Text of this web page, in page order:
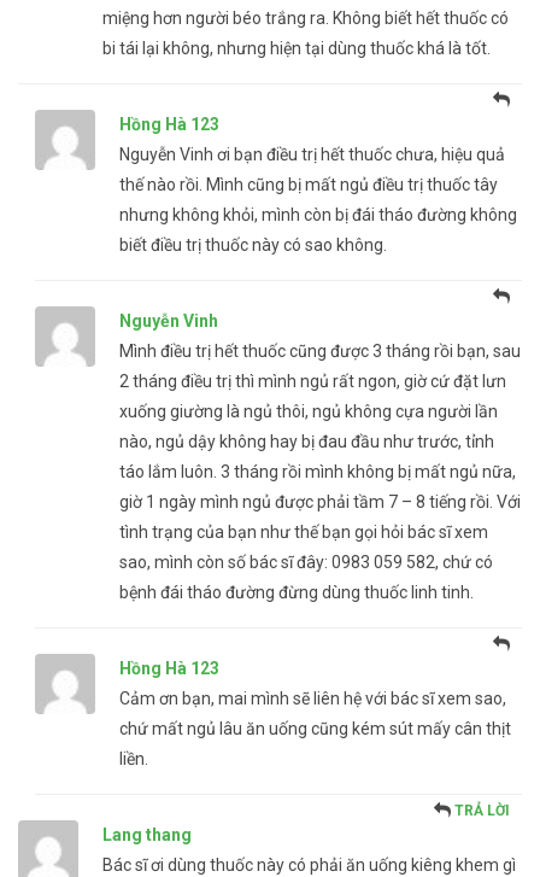
miệng hơn người béo trắng ra. Không biết hết thuốc có
bi tái lại không, nhưng hiện tại dùng thuốc khá là tốt.
Hồng Hà 123
Nguyễn Vinh ơi bạn điều trị hết thuốc chưa, hiệu quả
thế nào rồi. Mình cũng bị mất ngủ điều trị thuốc tây
nhưng không khỏi, mình còn bị đái tháo đường không
biết điều trị thuốc này có sao không.
Nguyễn Vinh
Mình điều trị hết thuốc cũng được 3 tháng rồi bạn, sau
2 tháng điều trị thì mình ngủ rất ngon, giờ cứ đặt lưn
xuống giường là ngủ thôi, ngủ không cựa người lần
nào, ngủ dậy không hay bị đau đầu như trước, tỉnh
táo lắm luôn. 3 tháng rồi mình không bị mất ngủ nữa,
giờ 1 ngày mình ngủ được phải tầm 7 – 8 tiếng rồi. Với
tình trạng của bạn như thế bạn gọi hỏi bác sĩ xem
sao, mình còn số bác sĩ đây: 0983 059 582, chứ có
bệnh đái tháo đường đừng dùng thuốc linh tinh.
Hồng Hà 123
Cảm ơn bạn, mai mình sẽ liên hệ với bác sĩ xem sao,
chứ mất ngủ lâu ăn uống cũng kém sút mấy cân thịt
liền.
Lang thang
TRẢ LỜI
Bác sĩ ơi dùng thuốc này có phải ăn uống kiêng khem gì